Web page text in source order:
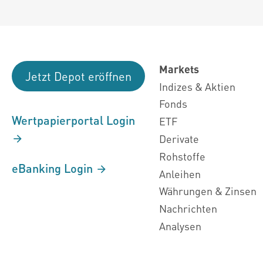
Jetzt Depot eröffnen
Wertpapierportal Login
eBanking Login
Markets
Indizes & Aktien
Fonds
ETF
Derivate
Rohstoffe
Anleihen
Währungen & Zinsen
Nachrichten
Analysen